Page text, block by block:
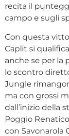
recita il
campo e sugli
Con questa
Caplit si
anche se per la
lo scontro
Jungle
ma con grossi
dall’inizio della
Poggio
con Savonarola